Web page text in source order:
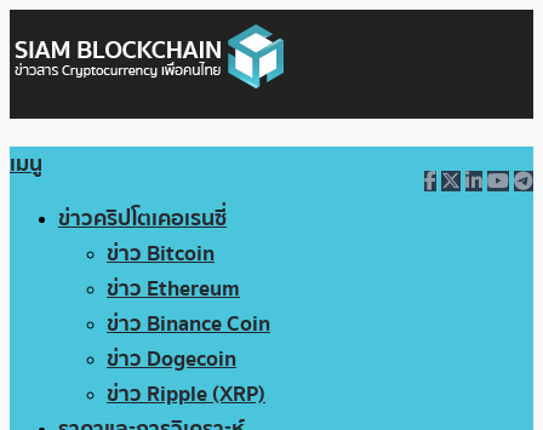
เมนู
ข่าวคริปโตเคอเรนซี่
ข่าว Bitcoin
ข่าว Ethereum
ข่าว Binance Coin
ข่าว Dogecoin
ข่าว Ripple (XRP)